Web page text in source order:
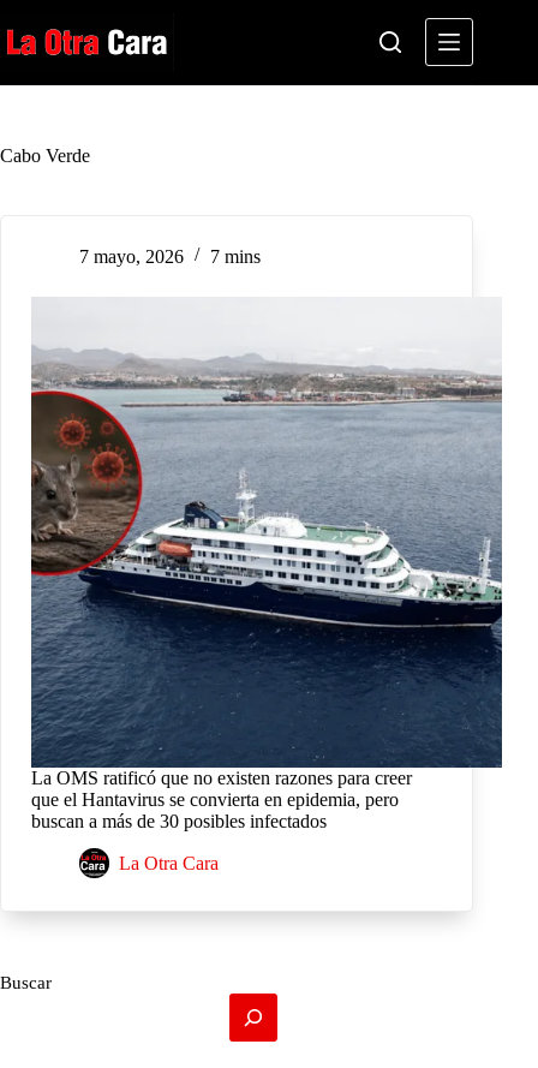
al
contenido
Cabo Verde
7 mayo, 2026 7 mins
La OMS ratificó que no existen razones para creer
que el Hantavirus se convierta en epidemia, pero
buscan a más de 30 posibles infectados
La Otra Cara
Buscar